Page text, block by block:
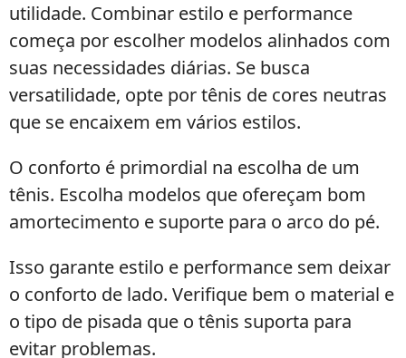
utilidade. Combinar estilo e performance
começa por escolher modelos alinhados com
suas necessidades diárias. Se busca
versatilidade, opte por tênis de cores neutras
que se encaixem em vários estilos.
O conforto é primordial na escolha de um
tênis. Escolha modelos que ofereçam bom
amortecimento e suporte para o arco do pé.
Isso garante estilo e performance sem deixar
o conforto de lado. Verifique bem o material e
o tipo de pisada que o tênis suporta para
evitar problemas.